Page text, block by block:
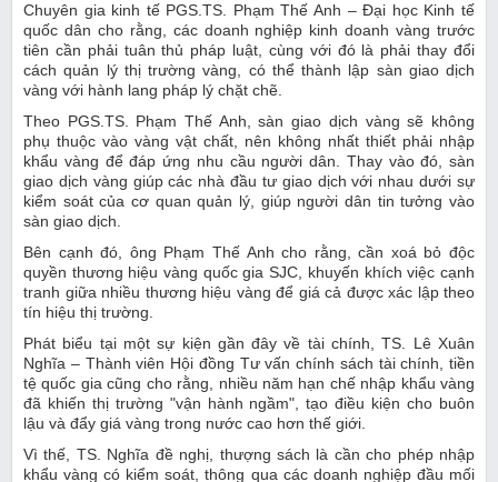
Chuyên gia kinh tế PGS.TS. Phạm Thế Anh – Đại học Kinh tế
quốc dân cho rằng, các doanh nghiệp kinh doanh vàng trước
tiên cần phải tuân thủ pháp luật, cùng với đó là phải thay đổi
cách quản lý thị trường vàng, có thể thành lập sàn giao dịch
vàng với hành lang pháp lý chặt chẽ.
Theo PGS.TS. Phạm Thế Anh, sàn giao dịch vàng sẽ không
phụ thuộc vào vàng vật chất, nên không nhất thiết phải nhập
khẩu vàng để đáp ứng nhu cầu người dân. Thay vào đó, sàn
giao dịch vàng giúp các nhà đầu tư giao dịch với nhau dưới sự
kiểm soát của cơ quan quản lý, giúp người dân tin tưởng vào
sàn giao dịch.
Bên cạnh đó, ông Phạm Thế Anh cho rằng, cần xoá bỏ độc
quyền thương hiệu vàng quốc gia SJC, khuyến khích việc cạnh
tranh giữa nhiều thương hiệu vàng để giá cả được xác lập theo
tín hiệu thị trường.
Phát biểu tại một sự kiện gần đây về tài chính, TS. Lê Xuân
Nghĩa – Thành viên Hội đồng Tư vấn chính sách tài chính, tiền
tệ quốc gia cũng cho rằng, nhiều năm hạn chế nhập khẩu vàng
đã khiến thị trường "vận hành ngầm", tạo điều kiện cho buôn
lậu và đẩy giá vàng trong nước cao hơn thế giới.
Vì thế, TS. Nghĩa đề nghị, thượng sách là cần cho phép nhập
khẩu vàng có kiểm soát, thông qua các doanh nghiệp đầu mối